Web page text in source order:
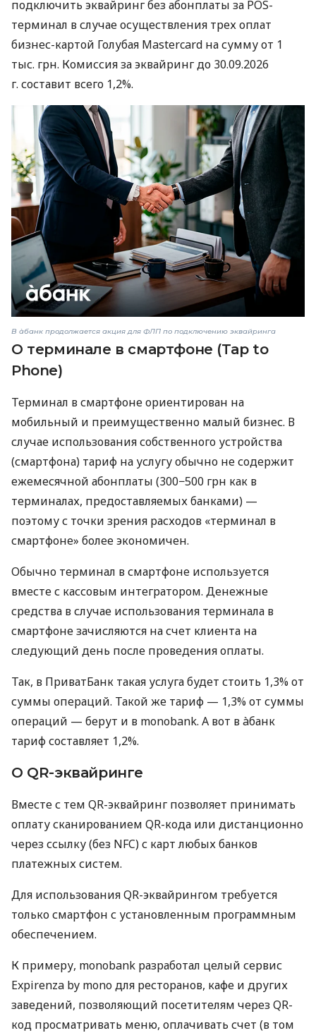
подключить эквайринг без абонплаты за POS-
терминал в случае осуществления трех оплат
бизнес-картой Голубая Mastercard на сумму от 1
тыс. грн. Комиссия за эквайринг до 30.09.2026
г. составит всего 1,2%.
В àбанк продолжается акция для ФЛП по подключению эквайринга
О терминале в смартфоне (Tap to
Phone)
Терминал в смартфоне ориентирован на
мобильный и преимущественно малый бизнес. В
случае использования собственного устройства
(смартфона) тариф на услугу обычно не содержит
ежемесячной абонплаты (300−500 грн как в
терминалах, предоставляемых банками) —
поэтому с точки зрения расходов «терминал в
смартфоне» более экономичен.
Обычно терминал в смартфоне используется
вместе с кассовым интегратором. Денежные
средства в случае использования терминала в
смартфоне зачисляются на счет клиента на
следующий день после проведения оплаты.
Так, в ПриватБанк такая услуга будет стоить 1,3% от
суммы операций. Такой же тариф — 1,3% от суммы
операций — берут и в monobank. А вот в àбанк
тариф составляет 1,2%.
О QR-эквайринге
Вместе с тем QR-эквайринг позволяет принимать
оплату сканированием QR-кода или дистанционно
через ссылку (без NFC) с карт любых банков
платежных систем.
Для использования QR-эквайрингом требуется
только смартфон с установленным программным
обеспечением.
К примеру, monobank разработал целый сервис
Expirenza by mono для ресторанов, кафе и других
заведений, позволяющий посетителям через QR-
код просматривать меню, оплачивать счет (в том